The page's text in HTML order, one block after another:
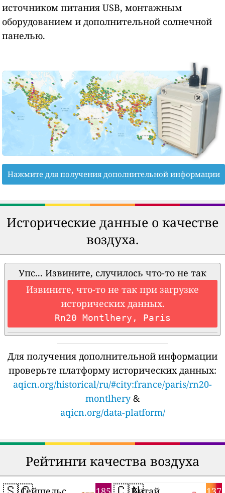
источником питания USB, монтажным
оборудованием и дополнительной солнечной
панелью.
Нажмите для получения дополнительной информации
Исторические данные о качестве
воздуха.
Упс... Извините, случилось что-то не так
Извините, что-то не так при загрузке
исторических данных.
Rn20 Montlhery, Paris
Для получения дополнительной информации
проверьте платформу исторических данных:
aqicn.org/historical/ru/#city:france/paris/rn20-
montlhery&
aqicn.org/data-platform/
Рейтинги качества воздуха